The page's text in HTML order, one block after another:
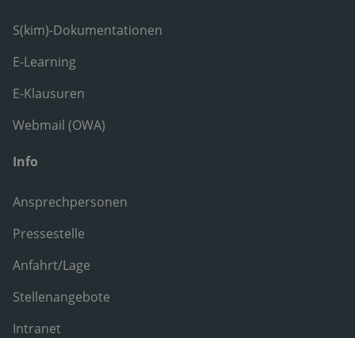
S(kim)-Dokumentationen
E-Learning
E-Klausuren
Webmail (OWA)
Info
Ansprechpersonen
Pressestelle
Anfahrt/Lage
Stellenangebote
Intranet